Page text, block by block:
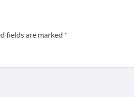
fields are marked *